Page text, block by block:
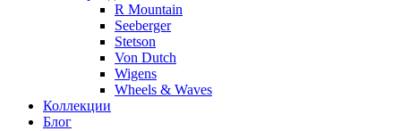
R Mountain
Seeberger
Stetson
Von Dutch
Wigens
Wheels & Waves
Коллекции
Блог